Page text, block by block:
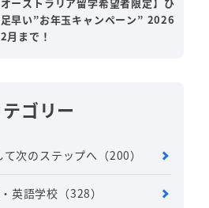
早い”お年玉キャンペーン” 2026
月まで！
ゴリー
次のステップへ （200）
英語学校 （328）